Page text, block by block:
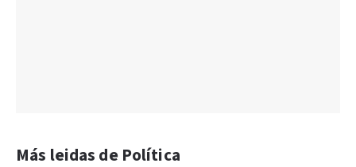
Más leidas de Política